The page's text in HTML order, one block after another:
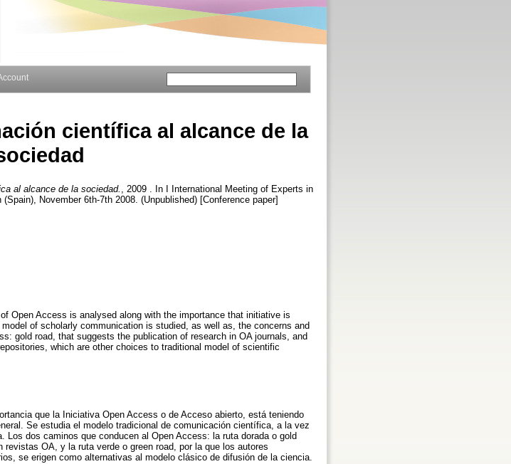
científica al alcance de la
al alcance de la sociedad.
, 2009 . In I International Meeting of Experts in
November 6th-7th 2008. (Unpublished) [Conference paper]
Open Access is analysed along with the importance that initiative is
of scholarly communication is studied, as well as, the concerns and
gold road, that suggests the publication of research in OA journals, and
which are other choices to traditional model of scientific
que la Iniciativa Open Access o de Acceso abierto, está teniendo
Se estudia el modelo tradicional de comunicación científica, a la vez
dos caminos que conducen al Open Access: la ruta dorada o gold
OA, y la ruta verde o green road, por la que los autores
se erigen como alternativas al modelo clásico de difusión de la ciencia.